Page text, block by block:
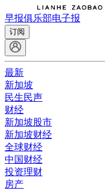
早报俱乐部电子报
订阅
最新
新加坡
民生民声
财经
新加坡股市
新加坡财经
全球财经
中国财经
投资理财
房产